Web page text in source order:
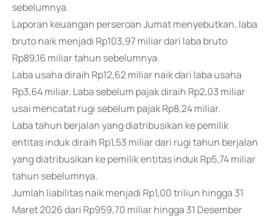
sebelumnya.
Laporan keuangan perseroan Jumat menyebutkan, laba
bruto naik menjadi Rp103,97 miliar dari laba bruto
Rp89,16 miliar tahun sebelumnya.
Laba usaha diraih Rp12,62 miliar naik dari laba usaha
Rp3,64 miliar. Laba sebelum pajak diraih Rp2,03 miliar
usai mencatat rugi sebelum pajak Rp8,24 miliar.
Laba tahun berjalan yang diatribusikan ke pemilik
entitas induk diraih Rp1,53 miliar dari rugi tahun berjalan
yang diatribusikan ke pemilik entitas induk Rp5,74 miliar
tahun sebelumnya.
Jumlah liabilitas naik menjadi Rp1,00 triliun hingga 31
Maret 2026 dari Rp959,70 miliar hingga 31 Desember